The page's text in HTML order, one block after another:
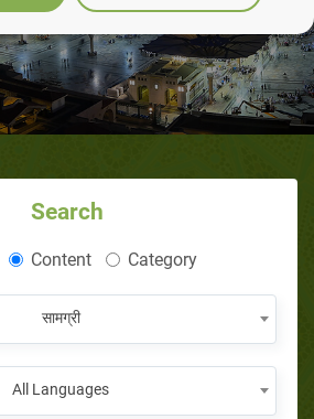
Search
Content Category
सामग्री
All Languages